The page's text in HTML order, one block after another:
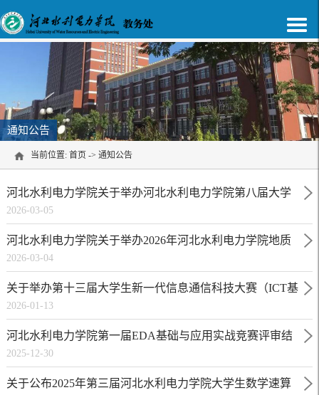
通知公告
当前位置: 首页 -> 通知公告
河北水利电力学院关于举办河北水利电力学院第八届大学
生力学竞赛暨第七届河北省大学生力学竞赛选拔赛的通知
2026-03-05
河北水利电力学院关于举办2026年河北水利电力学院地质
技能大赛暨第八届全国大学生地质技能竞赛选拔赛的通知
2026-03-04
关于举办第十三届大学生新一代信息通信科技大赛（ICT基
础通识赛道）校内选拔赛通知
2026-01-13
河北水利电力学院第一届EDA基础与应用实战竞赛评审结
果及获奖名单
2025-12-30
关于公布2025年第三届河北水利电力学院大学生数学速算